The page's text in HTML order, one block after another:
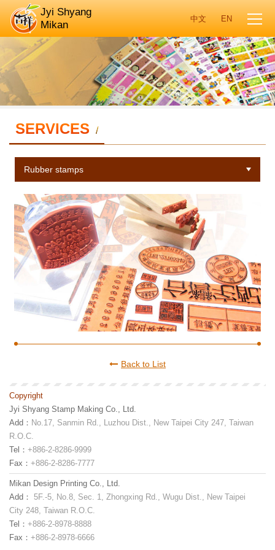
Jyi Shyang
Mikan
SERVICES /
Rubber stamps
Back to List
Copyright
Jyi Shyang Stamp Making Co., Ltd.
Add： No.17, Sanmin Rd., Luzhou Dist., New Taipei City 247, Taiwan
R.O.C.
Tel： +886-2-8286-9999
Fax： +886-2-8286-7777
Mikan Design Printing Co., Ltd.
Add： 5F.-5, No.8, Sec. 1, Zhongxing Rd., Wugu Dist., New Taipei
City 248, Taiwan R.O.C.
Tel： +886-2-8978-8888
Fax： +886-2-8978-6666